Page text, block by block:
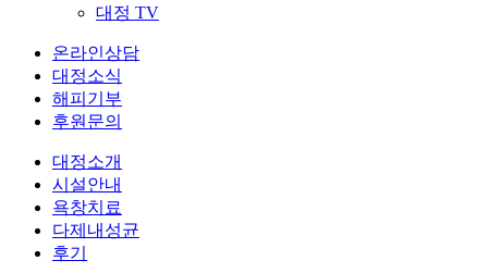
대정 TV
온라인상담
대정소식
해피기부
후원문의
대정소개
시설안내
욕창치료
다제내성균
후기